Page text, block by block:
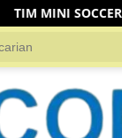
MUSI RAWAS